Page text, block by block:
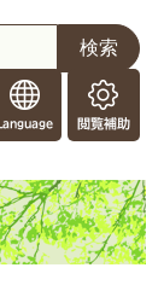
閲
覧
助